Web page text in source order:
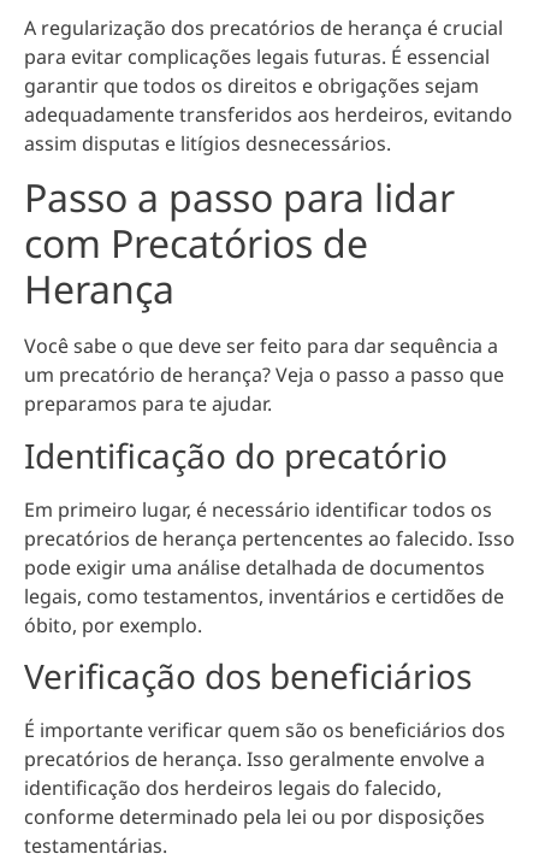
A regularização dos precatórios de herança é crucial
para evitar complicações legais futuras. É essencial
garantir que todos os direitos e obrigações sejam
adequadamente transferidos aos herdeiros, evitando
assim disputas e litígios desnecessários.
Passo a passo para lidar
com Precatórios de
Herança
Você sabe o que deve ser feito para dar sequência a
um precatório de herança? Veja o passo a passo que
preparamos para te ajudar.
Identificação do precatório
Em primeiro lugar, é necessário identificar todos os
precatórios de herança pertencentes ao falecido. Isso
pode exigir uma análise detalhada de documentos
legais, como testamentos, inventários e certidões de
óbito, por exemplo.
Verificação dos beneficiários
É importante verificar quem são os beneficiários dos
precatórios de herança. Isso geralmente envolve a
identificação dos herdeiros legais do falecido,
conforme determinado pela lei ou por disposições
testamentárias.